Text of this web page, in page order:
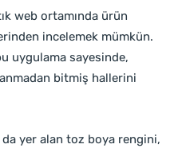
web ortamında ürün
incelemek mümkün.
uygulama sayesinde,
bitmiş hallerini
yer alan toz boya rengini,